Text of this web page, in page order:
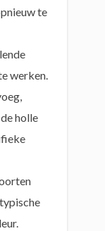
te
werken.
holle